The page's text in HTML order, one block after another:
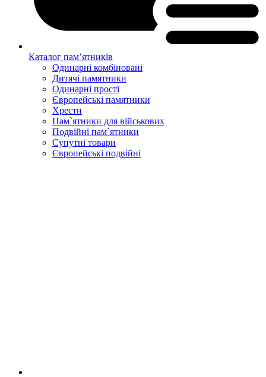
Каталог пам’ятників
Одинарні комбіновані
Дитячі памятники
Одинарні прості
Європейські памятники
Хрести
Пам`ятники для військових
Подвійні пам`ятники
Супутні товари
Європейські подвійні